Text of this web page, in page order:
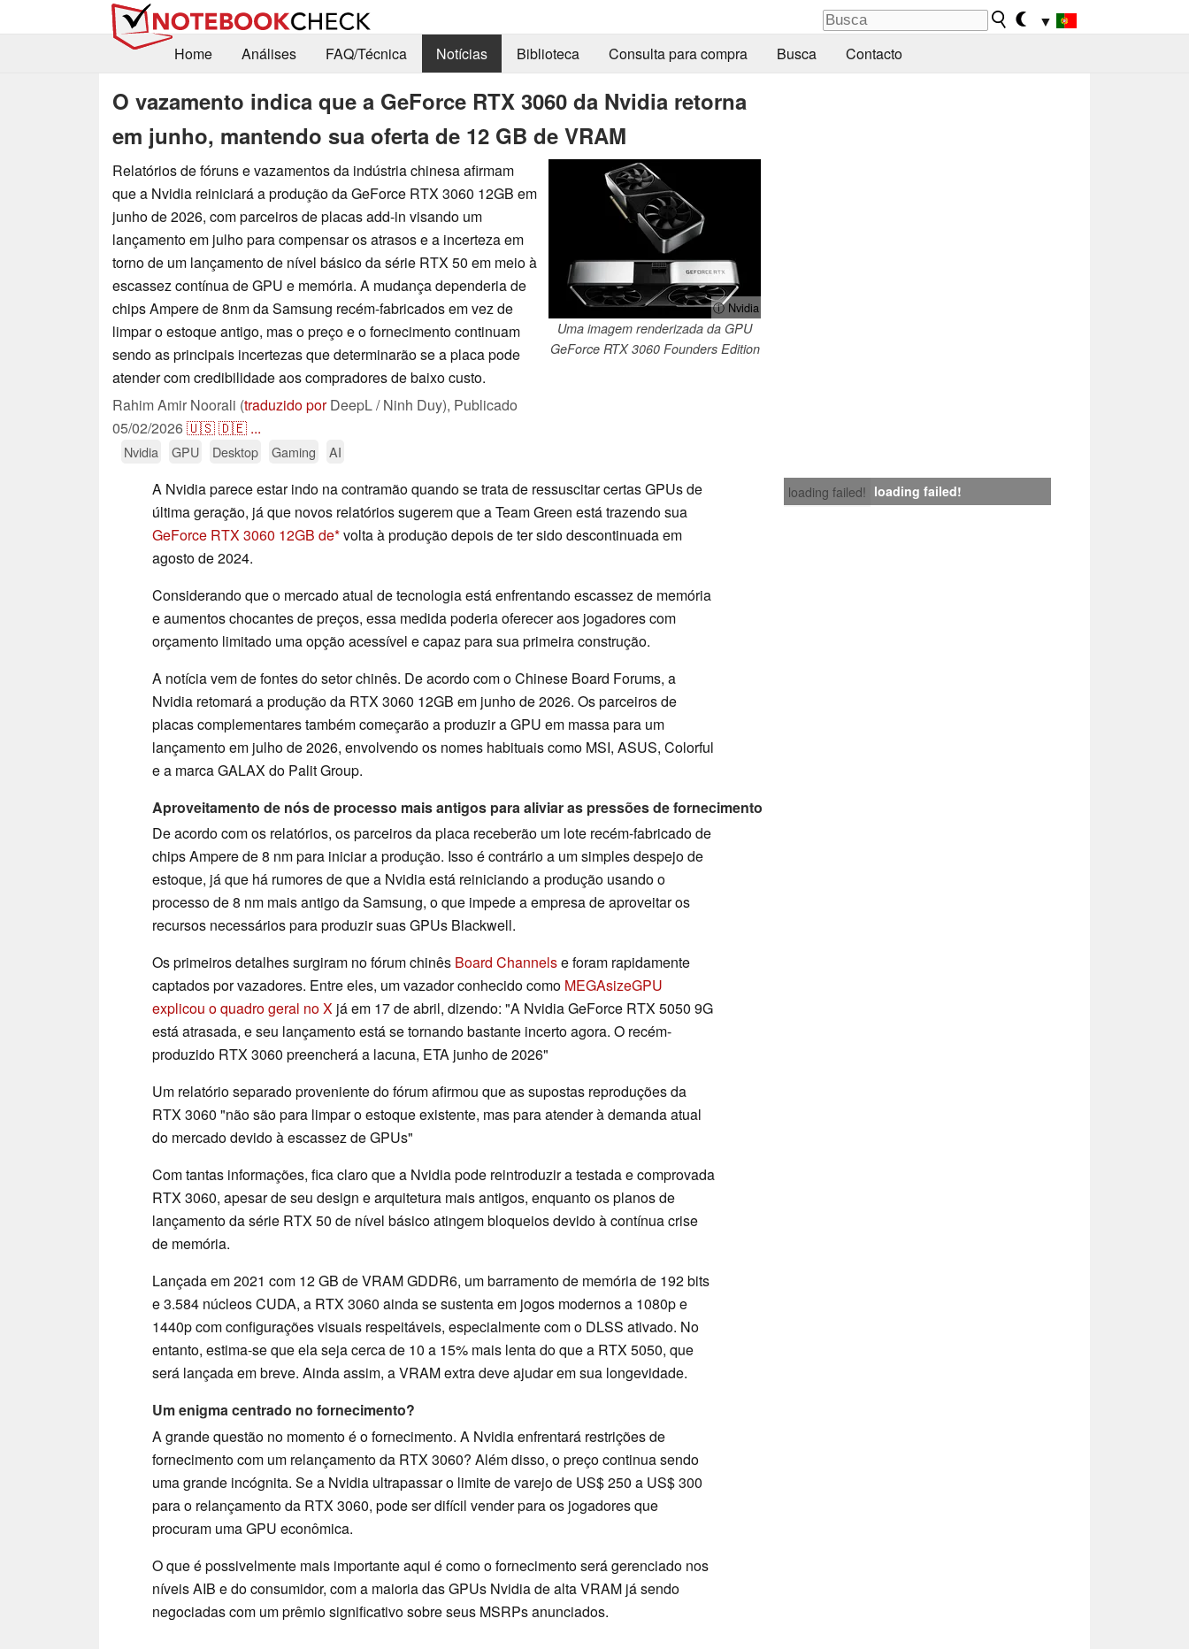
▼
Home
Análises FAQ/Técnica Notícias Biblioteca Consulta para compra Busca Contacto
O vazamento indica que a GeForce RTX 3060 da Nvidia retorna
em junho, mantendo sua oferta de 12 GB de VRAM
ⓘ Nvidia
Uma imagem renderizada da GPU
GeForce RTX 3060 Founders Edition
Relatórios de fóruns e vazamentos da indústria chinesa afirmam
que a Nvidia reiniciará a produção da GeForce RTX 3060 12GB em
junho de 2026, com parceiros de placas add-in visando um
lançamento em julho para compensar os atrasos e a incerteza em
torno de um lançamento de nível básico da série RTX 50 em meio à
escassez contínua de GPU e memória. A mudança dependeria de
chips Ampere de 8nm da Samsung recém-fabricados em vez de
limpar o estoque antigo, mas o preço e o fornecimento continuam
sendo as principais incertezas que determinarão se a placa pode
atender com credibilidade aos compradores de baixo custo.
Rahim Amir Noorali (traduzido porDeepL / Ninh Duy), Publicado
05/02/2026🇺🇸🇩🇪 ...
Nvidia GPU Desktop Gaming AI
loading failed! loading failed!
A Nvidia parece estar indo na contramão quando se trata de ressuscitar certas GPUs de
última geração, já que novos relatórios sugerem que a Team Green está trazendo sua
GeForce RTX 3060 12GB de volta à produção depois de ter sido descontinuada em
agosto de 2024.
Considerando que o mercado atual de tecnologia está enfrentando escassez de memória
e aumentos chocantes de preços, essa medida poderia oferecer aos jogadores com
orçamento limitado uma opção acessível e capaz para sua primeira construção.
A notícia vem de fontes do setor chinês. De acordo com o Chinese Board Forums, a
Nvidia retomará a produção da RTX 3060 12GB em junho de 2026. Os parceiros de
placas complementares também começarão a produzir a GPU em massa para um
lançamento em julho de 2026, envolvendo os nomes habituais como MSI, ASUS, Colorful
e a marca GALAX do Palit Group.
Aproveitamento de nós de processo mais antigos para aliviar as pressões de fornecimento
De acordo com os relatórios, os parceiros da placa receberão um lote recém-fabricado de
chips Ampere de 8 nm para iniciar a produção. Isso é contrário a um simples despejo de
estoque, já que há rumores de que a Nvidia está reiniciando a produção usando o
processo de 8 nm mais antigo da Samsung, o que impede a empresa de aproveitar os
recursos necessários para produzir suas GPUs Blackwell.
Os primeiros detalhes surgiram no fórum chinês Board Channelse foram rapidamente
captados por vazadores. Entre eles, um vazador conhecido como MEGAsizeGPU
explicou o quadro geral no X já em 17 de abril, dizendo: "A Nvidia GeForce RTX 5050 9G
está atrasada, e seu lançamento está se tornando bastante incerto agora. O recém-
produzido RTX 3060 preencherá a lacuna, ETA junho de 2026"
Um relatório separado proveniente do fórum afirmou que as supostas reproduções da
RTX 3060 "não são para limpar o estoque existente, mas para atender à demanda atual
do mercado devido à escassez de GPUs"
Com tantas informações, fica claro que a Nvidia pode reintroduzir a testada e comprovada
RTX 3060, apesar de seu design e arquitetura mais antigos, enquanto os planos de
lançamento da série RTX 50 de nível básico atingem bloqueios devido à contínua crise
de memória.
Lançada em 2021 com 12 GB de VRAM GDDR6, um barramento de memória de 192 bits
e 3.584 núcleos CUDA, a RTX 3060 ainda se sustenta em jogos modernos a 1080p e
1440p com configurações visuais respeitáveis, especialmente com o DLSS ativado. No
entanto, estima-se que ela seja cerca de 10 a 15% mais lenta do que a RTX 5050, que
será lançada em breve. Ainda assim, a VRAM extra deve ajudar em sua longevidade.
Um enigma centrado no fornecimento?
A grande questão no momento é o fornecimento. A Nvidia enfrentará restrições de
fornecimento com um relançamento da RTX 3060? Além disso, o preço continua sendo
uma grande incógnita. Se a Nvidia ultrapassar o limite de varejo de US$ 250 a US$ 300
para o relançamento da RTX 3060, pode ser difícil vender para os jogadores que
procuram uma GPU econômica.
O que é possivelmente mais importante aqui é como o fornecimento será gerenciado nos
níveis AIB e do consumidor, com a maioria das GPUs Nvidia de alta VRAM já sendo
negociadas com um prêmio significativo sobre seus MSRPs anunciados.